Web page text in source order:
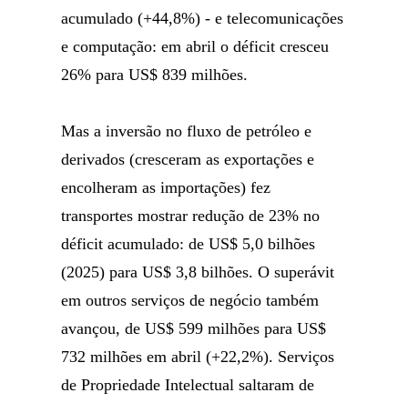
acumulado (+44,8%) - e telecomunicações
e computação: em abril o déficit cresceu
26% para US$ 839 milhões.
Mas a inversão no fluxo de petróleo e
derivados (cresceram as exportações e
encolheram as importações) fez
transportes mostrar redução de 23% no
déficit acumulado: de US$ 5,0 bilhões
(2025) para US$ 3,8 bilhões. O superávit
em outros serviços de negócio também
avançou, de US$ 599 milhões para US$
732 milhões em abril (+22,2%). Serviços
de Propriedade Intelectual saltaram de